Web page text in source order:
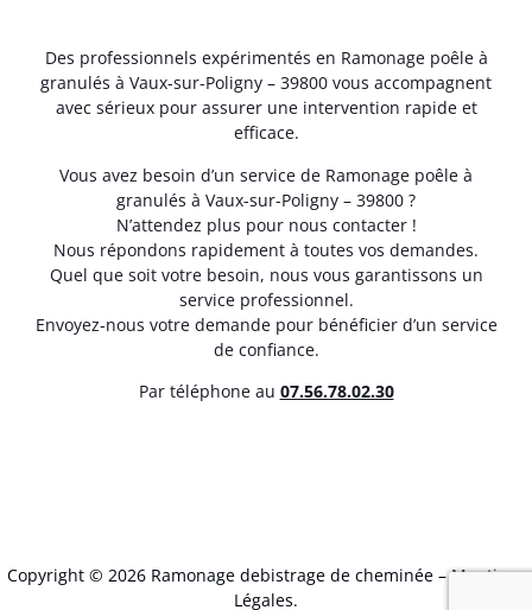
Des professionnels expérimentés en Ramonage poêle à
granulés à Vaux-sur-Poligny – 39800 vous accompagnent
avec sérieux pour assurer une intervention rapide et
efficace.
Vous avez besoin d’un service de Ramonage poêle à
granulés à Vaux-sur-Poligny – 39800 ?
N’attendez plus pour nous contacter !
Nous répondons rapidement à toutes vos demandes.
Quel que soit votre besoin, nous vous garantissons un
service professionnel.
Envoyez-nous votre demande pour bénéficier d’un service
de confiance.
Par téléphone au 07.56.78.02.30
Copyright © 2026 Ramonage debistrage de cheminée –Mentions
Légales.